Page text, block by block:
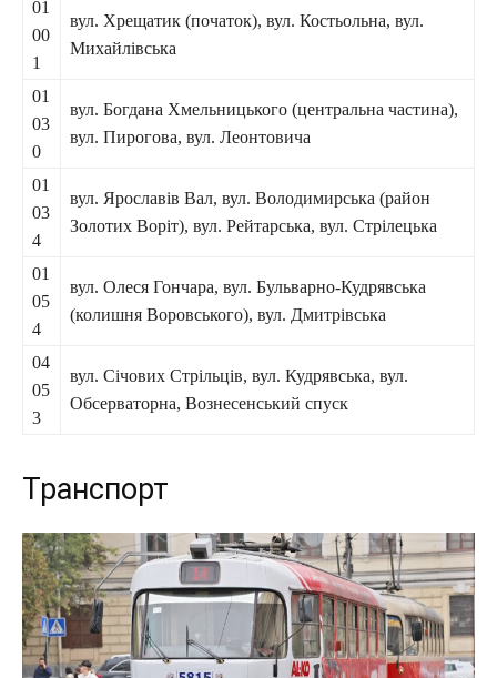
01
00
1
вул. Хрещатик (початок), вул. Костьольна, вул.
Михайлівська
01
03
0
вул. Богдана Хмельницького (центральна частина),
вул. Пирогова, вул. Леонтовича
01
03
4
вул. Ярославів Вал, вул. Володимирська (район
Золотих Воріт), вул. Рейтарська, вул. Стрілецька
01
05
4
вул. Олеся Гончара, вул. Бульварно-Кудрявська
(колишня Воровського), вул. Дмитрівська
04
05
3
вул. Січових Стрільців, вул. Кудрявська, вул.
Обсерваторна, Вознесенський спуск
Транспорт